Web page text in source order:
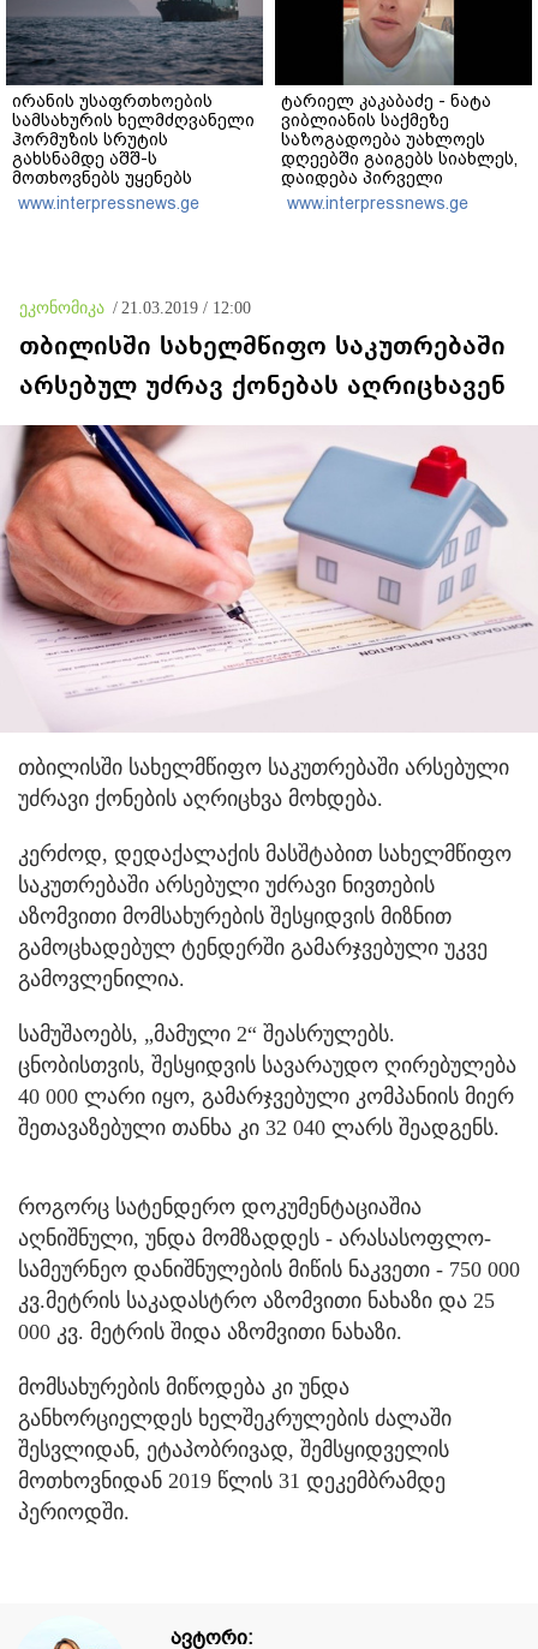
ირანის უსაფრთხოების
სამსახურის ხელმძღვანელი
ჰორმუზის სრუტის
გახსნამდე აშშ-ს
მოთხოვნებს უყენებს
www.interpressnews.ge
ტარიელ კაკაბაძე - ნატა
ვიბლიანის საქმეზე
საზოგადოება უახლოეს
დღეებში გაიგებს სიახლეს,
დაიდება პირველი
მნიშვნელოვანი შედეგი და
ოფიციალურად ცნობენ
www.interpressnews.ge
ეკონომიკა / 21.03.2019 / 12:00
თბილისში სახელმწიფო საკუთრებაში
არსებულ უძრავ ქონებას აღრიცხავენ
თბილისში სახელმწიფო საკუთრებაში არსებული
უძრავი ქონების აღრიცხვა მოხდება.
კერძოდ, დედაქალაქის მასშტაბით სახელმწიფო
საკუთრებაში არსებული უძრავი ნივთების
აზომვითი მომსახურების შესყიდვის მიზნით
გამოცხადებულ ტენდერში გამარჯვებული უკვე
გამოვლენილია.
სამუშაოებს, „მამული 2“ შეასრულებს.
ცნობისთვის, შესყიდვის სავარაუდო ღირებულება
40 000 ლარი იყო, გამარჯვებული კომპანიის მიერ
შეთავაზებული თანხა კი 32 040 ლარს შეადგენს.
როგორც სატენდერო დოკუმენტაციაშია
აღნიშნული, უნდა მომზადდეს - არასასოფლო-
სამეურნეო დანიშნულების მიწის ნაკვეთი - 750 000
კვ.მეტრის საკადასტრო აზომვითი ნახაზი და 25
000 კვ. მეტრის შიდა აზომვითი ნახაზი.
მომსახურების მიწოდება კი უნდა
განხორციელდეს ხელშეკრულების ძალაში
შესვლიდან, ეტაპობრივად, შემსყიდველის
მოთხოვნიდან 2019 წლის 31 დეკემბრამდე
პერიოდში.
ავტორი: